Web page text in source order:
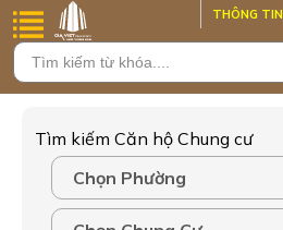
THÔNG TIN
Tìm kiếm Căn hộ Chung cư